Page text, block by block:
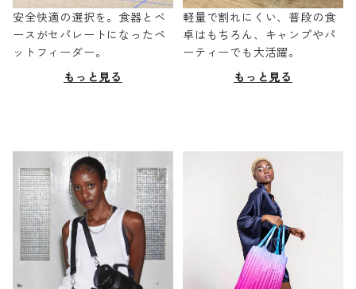
安全快適の選択を。食器とベ
ースがセパレートになったペ
ットフィーダー。
もっと見る
軽量で割れにくい、普段の食
卓はもちろん、キャンプやパ
ーティーでも大活躍。
もっと見る